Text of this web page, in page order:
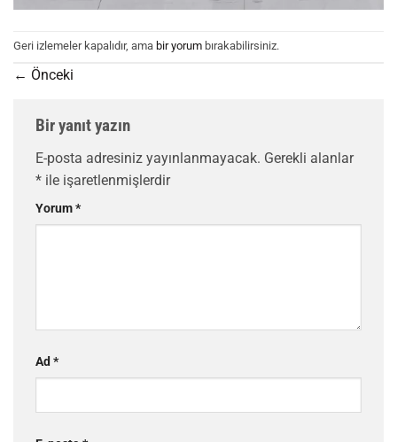
Geri izlemeler kapalıdır, ama bir yorum bırakabilirsiniz.
← Önceki
Bir yanıt yazın
E-posta adresiniz yayınlanmayacak. Gerekli alanlar
* ile işaretlenmişlerdir
Yorum*
Ad *